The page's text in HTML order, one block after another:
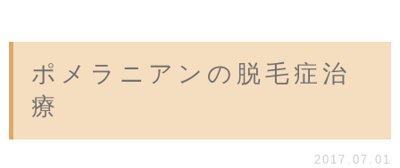
ポメラニアンの脱毛症治
療
2017.07.01